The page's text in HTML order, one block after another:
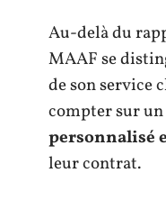
Au-delà du
MAAF se
de son service
compter sur un
personnalisé
leur contrat.